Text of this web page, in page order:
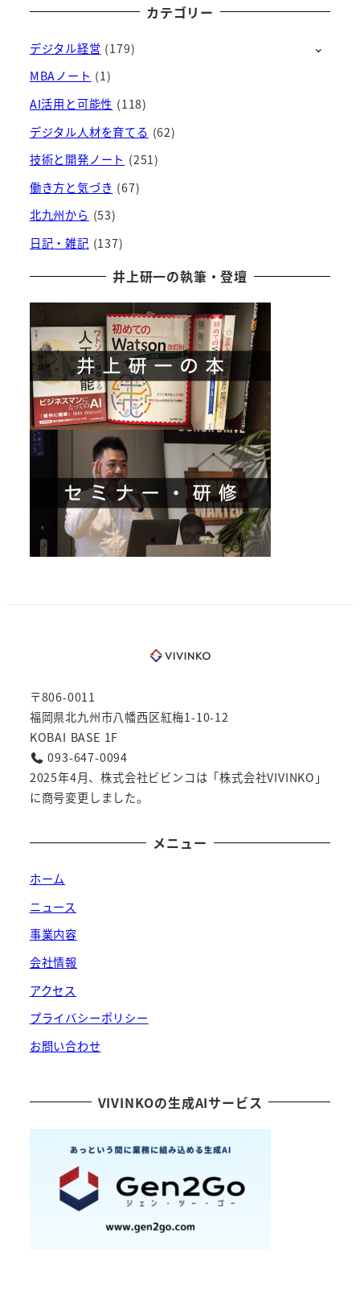
ー
イ
ブ
カテゴリー
デジタル経営 (179)
MBAノート (1)
AI活用と可能性 (118)
デジタル人材を育てる (62)
技術と開発ノート (251)
働き方と気づき (67)
北九州から (53)
日記・雑記 (137)
井上研一の執筆・登壇
〒806-0011
福岡県北九州市八幡西区紅梅1-10-12
KOBAI BASE 1F
093-647-0094
2025年4月、株式会社ビビンコは「株式会社VIVINKO」
に商号変更しました。
メニュー
ホーム
ニュース
事業内容
会社情報
アクセス
プライバシーポリシー
お問い合わせ
VIVINKOの生成AIサービス